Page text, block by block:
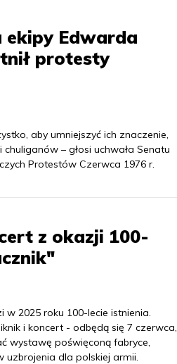
ekipy Edwarda
protesty
aby umniejszyć ich znaczenie,
– głosi uchwała Senatu
Protestów Czerwca 1976 r.
z okazji 100-
w 2025 roku 100-lecie istnienia.
i koncert - odbędą się 7 czerwca,
wystawę poświęconą fabryce,
uzbrojenia dla polskiej armii.